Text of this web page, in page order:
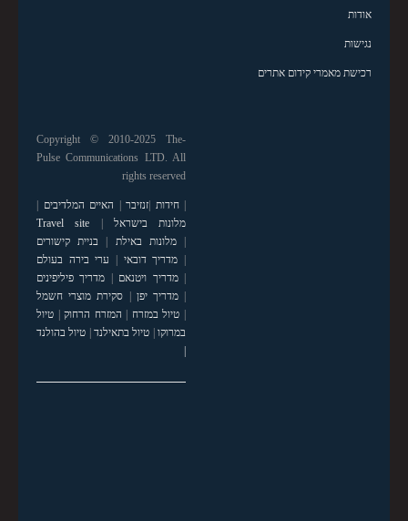
אודות
נגישות
רכישת מאמרי קידום אתרים
Copyright © 2010-2025 The-
Pulse Communications LTD. All
rights reserved
|חידות זנזיבר האיים המלדיבים
מלונות בישראל
Travel site
|מלונות באילת
בניית קישורים
מדריך דובאי
ערי בירה בעולם
|מדריך ויטנאם
מדריך פיליפינים
|מדריך יפן
סקירת מוצרי חשמל
טיול במזרח המזרח הרחוק| טיול
במרוקו| טיול בתאילנד| טיול בהולנד